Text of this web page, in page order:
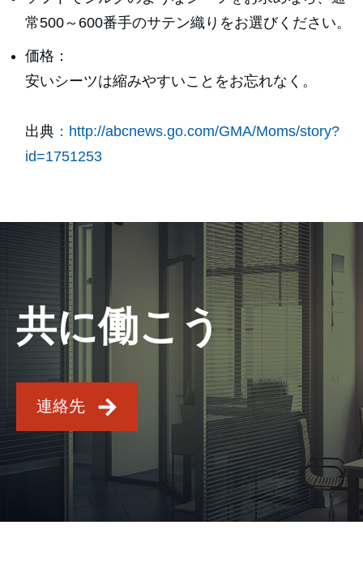
常500～600番手のサテン織りをお選びください。
価格：
安いシーツは縮みやすいことをお忘れなく。
出典 ：http://abcnews.go.com/GMA/Moms/story?
id=1751253
共に働こう
連絡先